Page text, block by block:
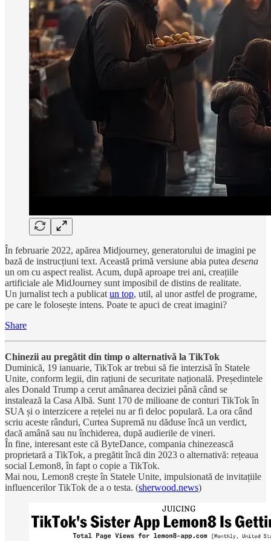
În februarie 2022, apărea Midjourney, generatorului de imagini pe
bază de instrucțiuni text. Această primă versiune abia putea desena
un om cu aspect realist. Acum, după aproape trei ani, creațiile
artificiale ale MidJourney sunt imposibil de distins de realitate.
Un jurnalist tech a publicat un top, util, al unor astfel de programe,
pe care le folosește intens. Poate te apuci de creat imagini?
Share
Chinezii au pregătit din timp o alternativă la TikTok
Duminică, 19 ianuarie, TikTok ar trebui să fie interzisă în Statele
Unite, conform legii, din rațiuni de securitate națională. Președintele
ales Donald Trump a cerut amânarea deciziei până când se
instalează la Casa Albă. Sunt 170 de milioane de conturi TikTok în
SUA și o interzicere a rețelei nu ar fi deloc populară. La ora când
scriu aceste rânduri, Curtea Supremă nu dăduse încă un verdict,
dacă amână sau nu închiderea, după audierile de vineri.
În fine, interesant este că ByteDance, compania chinezească
proprietară a TikTok, a pregătit încă din 2023 o alternativă: rețeaua
social Lemon8, în fapt o copie a TikTok.
Mai nou, Lemon8 crește în Statele Unite, impulsionată de invitațiile
influencerilor TikTok de a o testa. (sherwood.news)